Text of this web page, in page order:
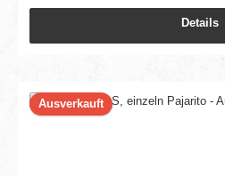
Details
Ausverkauft